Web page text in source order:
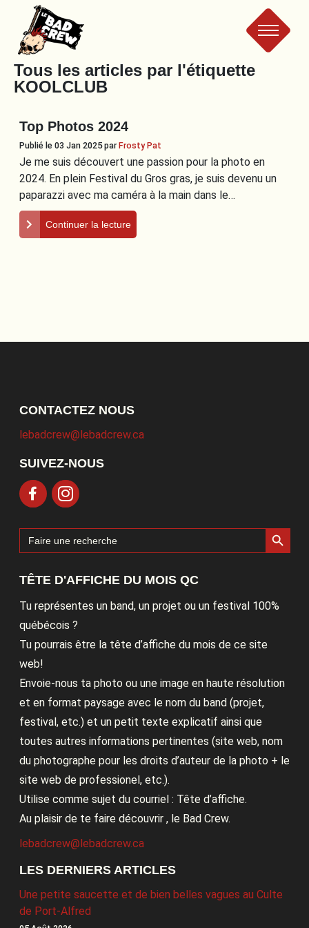
Le
Bad
Crew
Tous les articles par l'étiquette
KOOLCLUB
Top Photos 2024
Publié le 03 Jan 2025parFrosty Pat
Je me suis découvert une passion pour la photo en
2024. En plein Festival du Gros gras, je suis devenu un
paparazzi avec ma caméra à la main dans le…
Continuer la lecture
CONTACTEZ NOUS
lebadcrew@lebadcrew.ca
SUIVEZ-NOUS
Search
for:
Search Button
TÊTE D'AFFICHE DU MOIS QC
Tu représentes un band, un projet ou un festival 100%
québécois ?
Tu pourrais être la tête d’affiche du mois de ce site
web!
Envoie-nous ta photo ou une image en haute résolution
et en format paysage avec le nom du band (projet,
festival, etc.) et un petit texte explicatif ainsi que
toutes autres informations pertinentes (site web, nom
du photographe pour les droits d’auteur de la photo + le
site web de professionel, etc.).
Utilise comme sujet du courriel : Tête d’affiche.
Au plaisir de te faire découvrir , le Bad Crew.
lebadcrew@lebadcrew.ca
LES DERNIERS ARTICLES
Une petite saucette et de bien belles vagues au Culte
de Port-Alfred